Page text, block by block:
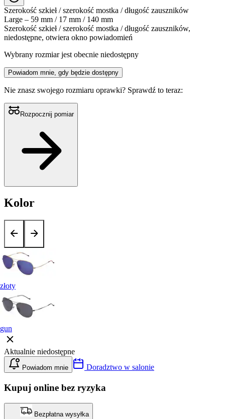
Szerokość szkieł / szerokość mostka / długość zauszników
Large – 59 mm / 17 mm / 140 mm
Szerokość szkieł / szerokość mostka / długość zauszników,
niedostępne, otwiera okno powiadomień
Wybrany rozmiar jest obecnie niedostępny
Powiadom mnie, gdy będzie dostępny
Nie znasz swojego rozmiaru oprawki? Sprawdź to teraz:
Rozpocznij pomiar
Kolor
złoty
gun
Aktualnie niedostępne
Powiadom mnie Doradztwo w salonie
Kupuj online bez ryzyka
Bezpłatna wysyłka